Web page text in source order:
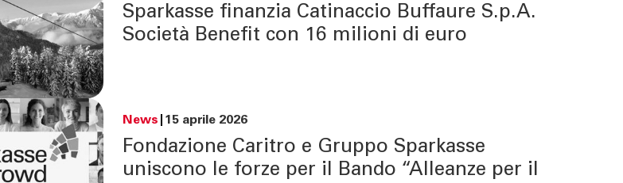
Sparkasse finanzia Catinaccio Buffaure S.p.A.
Società Benefit con 16 milioni di euro
News 15 aprile 2026
Fondazione Caritro e Gruppo Sparkasse
uniscono le forze per il Bando “Alleanze per il